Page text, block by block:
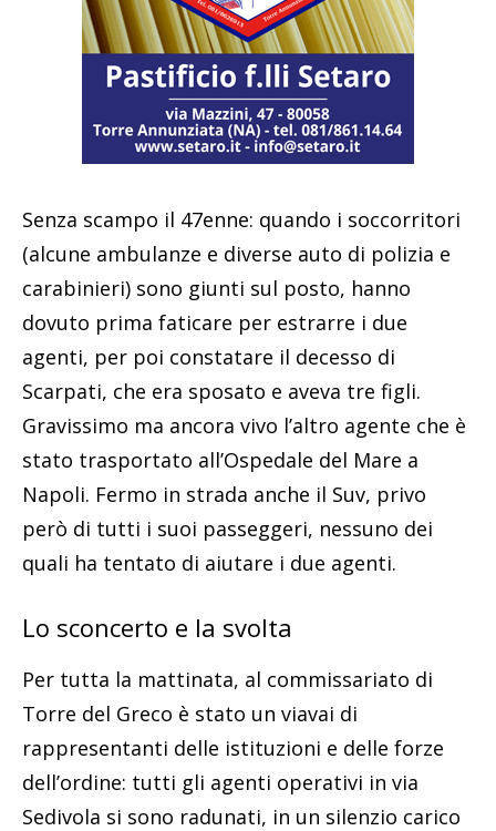
Senza scampo il 47enne: quando i soccorritori
(alcune ambulanze e diverse auto di polizia e
carabinieri) sono giunti sul posto, hanno
dovuto prima faticare per estrarre i due
agenti, per poi constatare il decesso di
Scarpati, che era sposato e aveva tre figli.
Gravissimo ma ancora vivo l’altro agente che è
stato trasportato all’Ospedale del Mare a
Napoli. Fermo in strada anche il Suv, privo
però di tutti i suoi passeggeri, nessuno dei
quali ha tentato di aiutare i due agenti.
Lo sconcerto e la svolta
Per tutta la mattinata, al commissariato di
Torre del Greco è stato un viavai di
rappresentanti delle istituzioni e delle forze
dell’ordine: tutti gli agenti operativi in via
Sedivola si sono radunati, in un silenzio carico